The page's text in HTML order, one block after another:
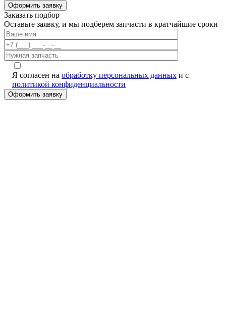
Заказать подбор
Оставьте заявку, и мы подберем запчасти в кратчайшие сроки
Я согласен на обработку персональных данных и с
политикой конфиденциальности